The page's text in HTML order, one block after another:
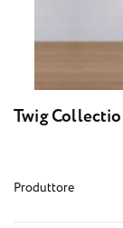
Twig
Produttore